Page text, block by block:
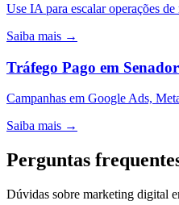
Use IA para escalar operações
Saiba mais →
Tráfego Pago em
Campanhas em Google Ads,
Saiba mais →
Perguntas
Dúvidas sobre marketing digital